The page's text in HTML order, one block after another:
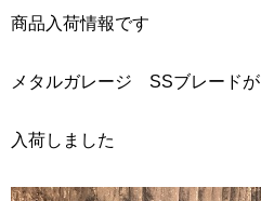
商品入荷情報です
メタルガレージ SSブレードが
入荷しました